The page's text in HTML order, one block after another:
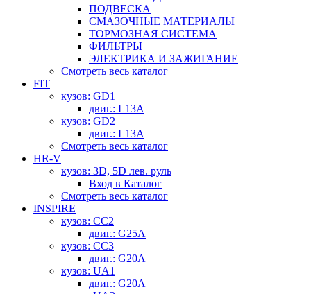
ПОДВЕСКА
СМАЗОЧНЫЕ МАТЕРИАЛЫ
ТОРМОЗНАЯ СИСТЕМА
ФИЛЬТРЫ
ЭЛЕКТРИКА И ЗАЖИГАНИЕ
Смотреть весь каталог
FIT
кузов: GD1
двиг.: L13A
кузов: GD2
двиг.: L13A
Смотреть весь каталог
HR-V
кузов: 3D, 5D лев. руль
Вход в Каталог
Смотреть весь каталог
INSPIRE
кузов: CC2
двиг.: G25A
кузов: CC3
двиг.: G20A
кузов: UA1
двиг.: G20A